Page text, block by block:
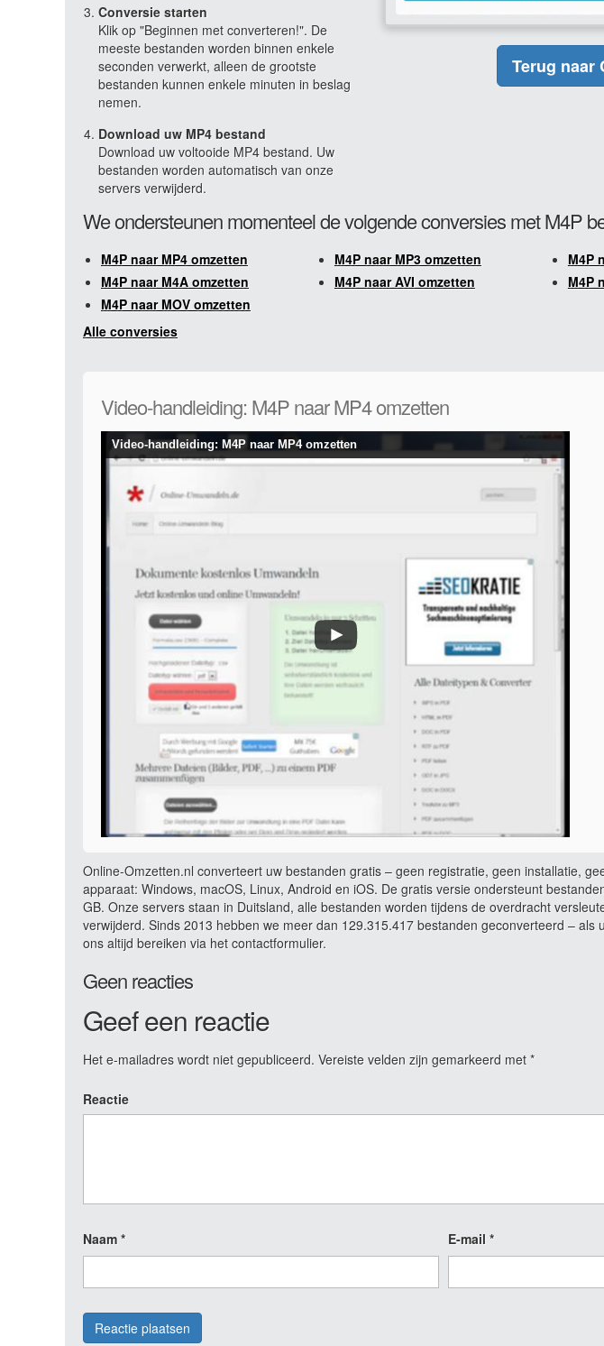
Conversie starten
Klik op "Beginnen met converteren!". De
meeste bestanden worden binnen enkele
seconden verwerkt, alleen de grootste
bestanden kunnen enkele minuten in beslag
nemen.
Download uw MP4 bestand
Download uw voltooide MP4 bestand. Uw
bestanden worden automatisch van onze
servers verwijderd.
Terug naar
We ondersteunen momenteel de volgende conversies met M4P
M4P naar MP4 omzetten M4P naar MP3 omzetten
M4P
M4P naar M4A omzetten
M4P naar AVI omzetten
M4P
M4P naar MOV omzetten
Alle conversies
Video-handleiding: M4P naar MP4 omzetten
Video-handleiding: M4P naar MP4 omzetten
Online-Omzetten.nl converteert uw bestanden gratis – geen registratie, geen installatie,
apparaat: Windows, macOS, Linux, Android en iOS. De gratis versie ondersteunt
GB. Onze servers staan in Duitsland, alle bestanden worden tijdens de overdracht
verwijderd. Sinds 2013 hebben we meer dan 129.315.417 bestanden geconverteerd – als
ons altijd bereiken via het contactformulier.
Geen reacties
Geef een reactie
Het e-mailadres wordt niet gepubliceerd. Vereiste velden zijn gemarkeerd met *
Reactie
Naam * E-mail *